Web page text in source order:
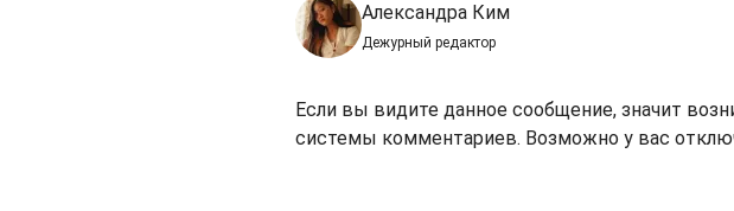
Александра Ким
Дежурный редактор
Если вы видите данное сообщение, значит
системы комментариев. Возможно у вас